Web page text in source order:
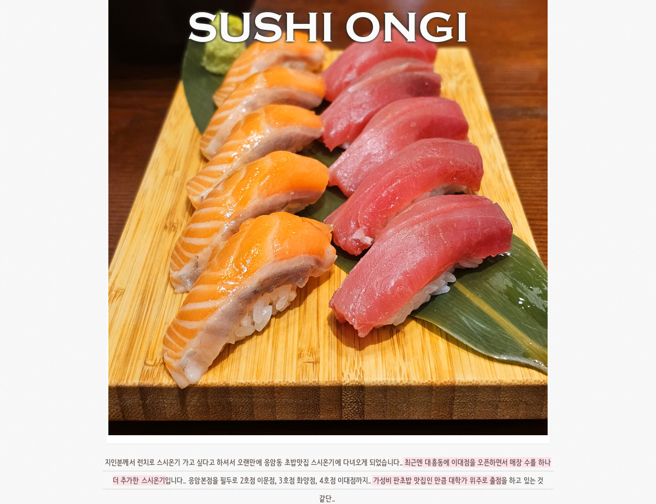
지인분께서 런치로 스시온기 가고 싶다고 하셔서 오랜만에 응암동 초밥맛집 스시온기에 다녀오게 되었습니다..최근엔 대흥동에 이대점을 오픈하면서 매장 수를 하나
더 추가한 스시온기입니다.. 응암본점을 필두로 2호점 이문점, 3호점 화양점, 4호점 이대점까지.. 가성비 판초밥 맛집인 만큼 대학가 위주로 출점을 하고 있는 것
같단..